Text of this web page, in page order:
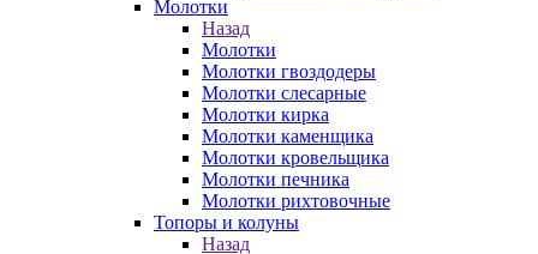
Молотки
Назад
Молотки
Молотки гвоздодеры
Молотки слесарные
Молотки кирка
Молотки каменщика
Молотки кровельщика
Молотки печника
Молотки рихтовочные
Топоры и колуны
Назад